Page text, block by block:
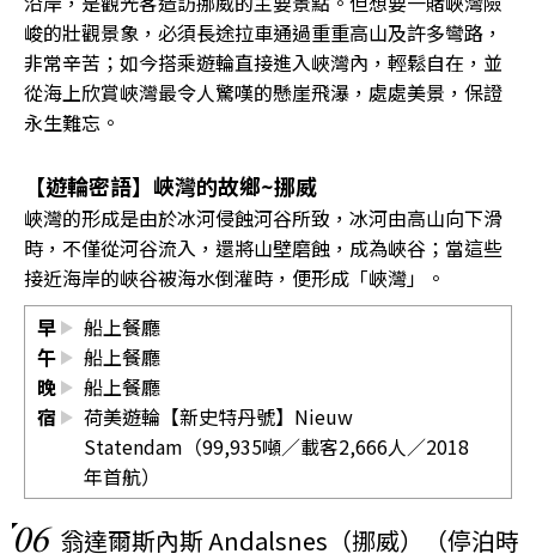
峻的壯觀景象，必須長途拉車通過重重高山及許多彎路，
非常辛苦；如今搭乘遊輪直接進入峽灣內，輕鬆自在，並
從海上欣賞峽灣最令人驚嘆的懸崖飛瀑，處處美景，保證
永生難忘。
【遊輪密語】峽灣的故鄉~挪威
峽灣的形成是由於冰河侵蝕河谷所致，冰河由高山向下滑
時，不僅從河谷流入，還將山壁磨蝕，成為峽谷；當這些
接近海岸的峽谷被海水倒灌時，便形成「峽灣」。
早
船上餐廳
午
船上餐廳
晚
船上餐廳
宿
荷美遊輪【新史特丹號】Nieuw
Statendam（99,935噸／載客2,666人／2018
年首航）
翁達爾斯內斯 Andalsnes（挪威）（停泊時